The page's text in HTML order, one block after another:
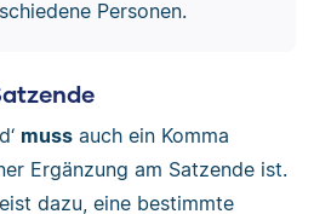
Personen.
muss auch ein Komma
Ergänzung am Satzende ist.
dazu, eine bestimmte